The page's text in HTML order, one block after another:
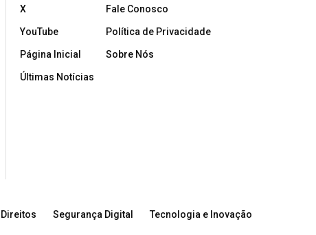
X
YouTube
Página Inicial
Últimas Notícias
Fale Conosco
Política de Privacidade
Sobre Nós
Segurança Digital
Tecnologia e Inovação